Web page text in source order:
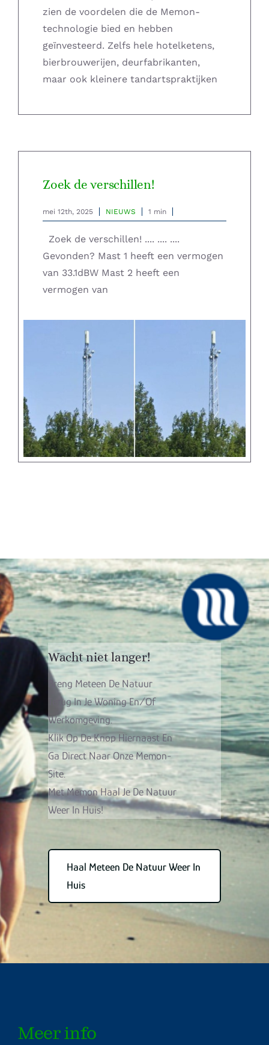
zien de voordelen die de Memon-
technologie bied en hebben
geïnvesteerd. Zelfs hele hotelketens,
bierbrouwerijen, deurfabrikanten,
maar ook kleinere tandartspraktijken
Zoek de verschillen!
mei 12th, 2025 NIEUWS 1 min
Zoek de verschillen! .... .... ....
Gevonden? Mast 1 heeft een vermogen
van 33.1dBW Mast 2 heeft een
vermogen van
Wacht niet langer!
Breng Meteen De Natuur
Terug In Je Woning En/of
Werkomgeving.
Klik Op De Knop Hiernaast En
Ga Direct Naar Onze Memon-
Site.
Met Memon Haal Je De Natuur
Weer In Huis!
Haal Meteen De Natuur Weer In
Huis
Meer info